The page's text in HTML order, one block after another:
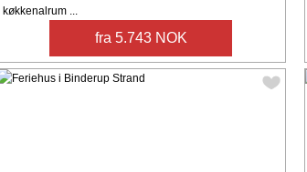
køkkenalrum ...
fra 5.743 NOK